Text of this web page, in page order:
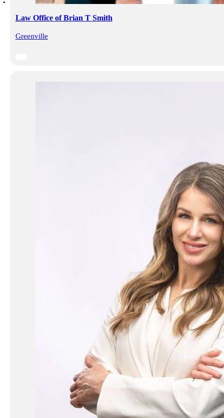
Law Office of Brian T Smith
Greenville